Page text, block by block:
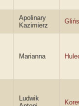
Apolinary
Kazimierz
Marianna
Ludwik